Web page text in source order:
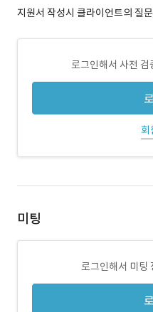
지원서 작성시 클라이언트의 질
로그인해서 사전 검
회
미팅
로그인해서 미팅